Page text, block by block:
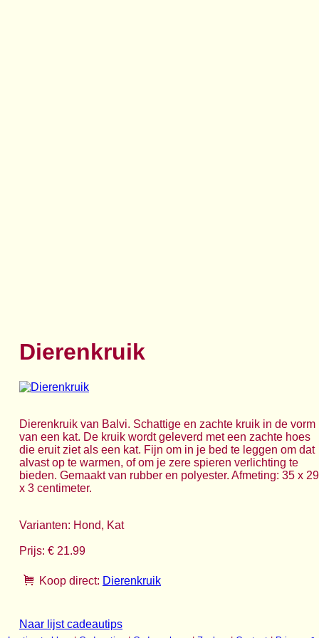
Dierenkruik
Dierenkruik van Balvi. Schattige en zachte kruik in de vorm
van een kat. De kruik wordt geleverd met een zachte hoes
die eruit ziet als een kat. Fijn om in je bed te leggen om dat
alvast op te warmen, of om je zere spieren verlichting te
bieden. Gemaakt van rubber en polyester. Afmeting: 35 x 29
x 3 centimeter.
Varianten: Hond, Kat
Prijs: € 21.99
Koop direct: Dierenkruik
Naar lijst cadeautips